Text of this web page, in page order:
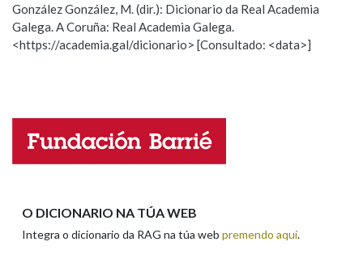
Observación Hai un erro na palabra
Propoño mellorar a definición
Nome
González González, M. (dir.): Dicionario da Real Academia
Galega. A Coruña: Real Academia Galega.
<https://academia.gal/dicionario> [Consultado: <data>]
O DICIONARIO NA TÚA WEB
Integra o dicionario da RAG na túa web premendo aquí.